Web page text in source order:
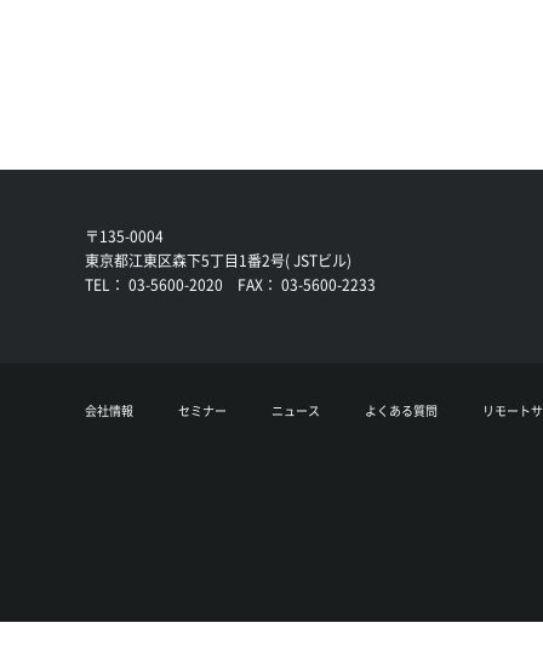
〒135-0004
東京都江東区森下5丁目1番2号( JSTビル)
TEL： 03-5600-2020 FAX： 03-5600-2233
会社情報 セミナー ニュース よくある質問 リモート